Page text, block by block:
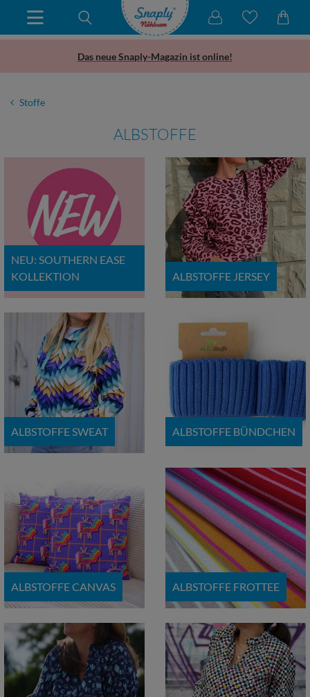
Das neue Snaply-Magazin ist online!
Stoffe
ALBSTOFFE
NEU: SOUTHERN EASE
KOLLEKTION
ALBSTOFFE JERSEY
ALBSTOFFE SWEAT ALBSTOFFE BÜNDCHEN
ALBSTOFFE CANVAS ALBSTOFFE FROTTEE